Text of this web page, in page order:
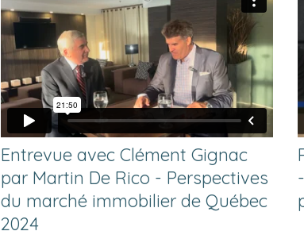
Entrevue avec Clément Gignac
par Martin De Rico - Perspectives
du marché immobilier de Québec
2024